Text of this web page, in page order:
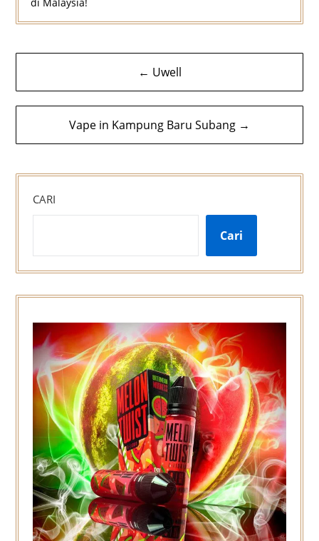
Navigasi
kiriman
← Uwell
Vape in Kampung Baru Subang →
CARI
Cari